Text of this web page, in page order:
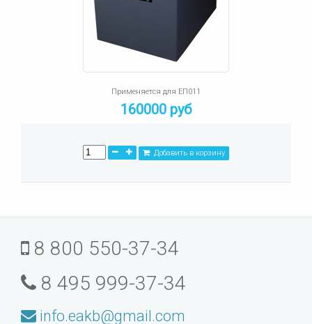
Применяется для ЕП011
160000 руб
Добавить в корзину
8 800 550-37-34
8 495 999-37-34
info.eakb@gmail.com